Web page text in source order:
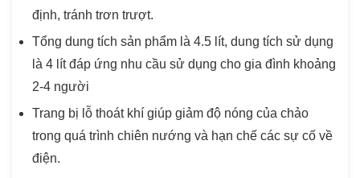
định, tránh trơn trượt.
Tổng dung tích sản phẩm là 4.5 lít, dung tích sử dụng
là 4 lít đáp ứng nhu cầu sử dụng cho gia đình khoảng
2-4 người
Trang bị lỗ thoát khí giúp giảm độ nóng của chảo
trong quá trình chiên nướng và hạn chế các sự cố về
điện.